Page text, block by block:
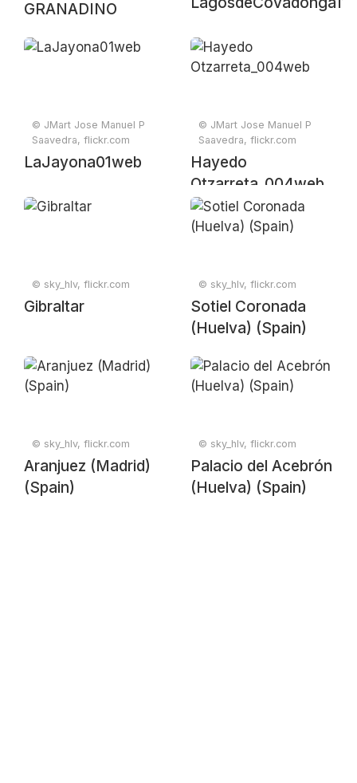
GRANADINO
© JMart Jose Manuel P
Saavedra, flickr.com
LaJayona01web
© JMart Jose Manuel P
Saavedra, flickr.com
Hayedo
Otzarreta_004web
© sky_hlv, flickr.com
Gibraltar
© sky_hlv, flickr.com
Sotiel Coronada
(Huelva) (Spain)
© sky_hlv, flickr.com
Aranjuez (Madrid)
(Spain)
© sky_hlv, flickr.com
Palacio del Acebrón
(Huelva) (Spain)